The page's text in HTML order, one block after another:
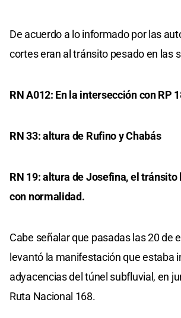
De acuerdo a lo informado por las
cortes eran al tránsito pesado en las
RN A012: En la intersección con RP
RN 33: altura de Rufino y Chabás
RN 19: altura de Josefina, el
con normalidad.
Cabe señalar que pasadas las 20 de
levantó la manifestación que estaba
adyacencias del túnel subfluvial, en
Ruta Nacional 168.